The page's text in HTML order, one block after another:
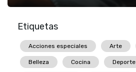
Etiquetas
Acciones especiales Arte
Belleza Cocina Deporte